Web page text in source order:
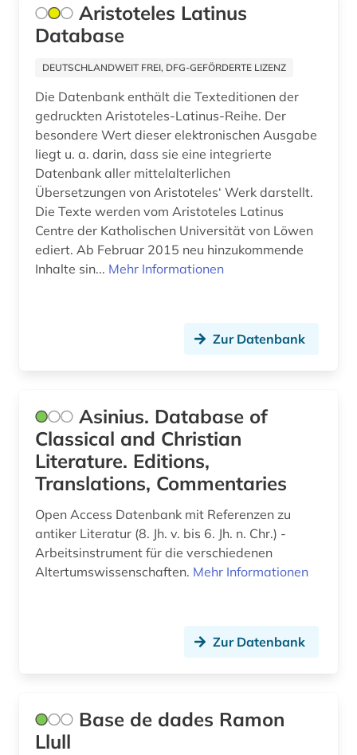
humanismus (2)
immanuel (3)
immanuel kant (1)
internationale kooperation (1)
isaac (1)
islamische staaten (1)
johann georg hamann (1)
john henry (1)
judaistik (3)
juden (1)
judentum (1)
kalender (1)
karl (1)
Aristoteles Latinus
Database
DEUTSCHLANDWEIT FREI, DFG-GEFÖRDERTE LIZENZ
Die Datenbank enthält die Texteditionen der
gedruckten Aristoteles-Latinus-Reihe. Der
besondere Wert dieser elektronischen Ausgabe
liegt u. a. darin, dass sie eine integrierte
Datenbank aller mittelalterlichen
Übersetzungen von Aristoteles‘ Werk darstellt.
Die Texte werden vom Aristoteles Latinus
Centre der Katholischen Universität von Löwen
ediert. Ab Februar 2015 neu hinzukommende
Inhalte sin... Mehr Informationen
Zur Datenbank
Asinius. Database of
Classical and Christian
Literature. Editions,
Translations, Commentaries
Open Access Datenbank mit Referenzen zu
antiker Literatur (8. Jh. v. bis 6. Jh. n. Chr.) -
Arbeitsinstrument für die verschiedenen
Altertumswissenschaften. Mehr Informationen
Zur Datenbank
Base de dades Ramon
Llull